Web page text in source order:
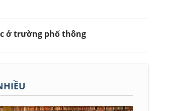
ở trường phổ thông